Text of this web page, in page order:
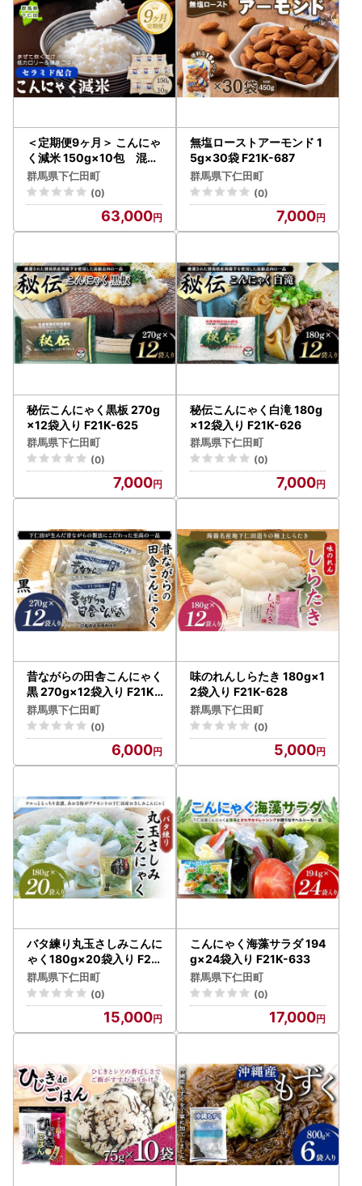
＜定期便9ヶ月＞ こんにゃ
く減米 150g×10包 混ぜ
て炊くだけで低カロリー＆
健康ごはん 冷凍可能セラ
ミド配合 群馬県下仁田町 F
群馬県下仁田町
(0)
63,000
無塩ローストアーモンド 1
5g×30袋 F21K-687
群馬県下仁田町
(0)
7,000
秘伝こんにゃく黒板 270g
×12袋入り F21K-625
群馬県下仁田町
(0)
7,000
秘伝こんにゃく白滝 180g
×12袋入り F21K-626
群馬県下仁田町
(0)
7,000
昔ながらの田舎こんにゃく
黒 270g×12袋入り F21K-
627
群馬県下仁田町
(0)
6,000
味のれんしらたき 180g×1
2袋入り F21K-628
群馬県下仁田町
(0)
5,000
バタ練り丸玉さしみこんに
ゃく180g×20袋入り F21
K-631
群馬県下仁田町
(0)
15,000
こんにゃく海藻サラダ 194
g×24袋入り F21K-633
群馬県下仁田町
(0)
17,000